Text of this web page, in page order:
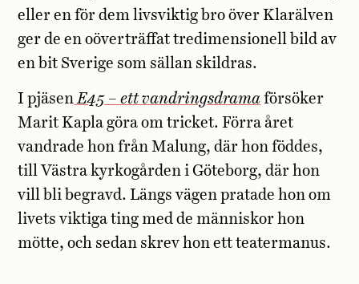
eller en för dem livsviktig bro över Klarälven
ger de en oöverträffat tredimensionell bild av
en bit Sverige som sällan skildras.
I pjäsen E45 – ett vandringsdrama försöker
Marit Kapla göra om tricket. Förra året
vandrade hon från Malung, där hon föddes,
till Västra kyrkogården i Göteborg, där hon
vill bli begravd. Längs vägen pratade hon om
livets viktiga ting med de människor hon
mötte, och sedan skrev hon ett teatermanus.